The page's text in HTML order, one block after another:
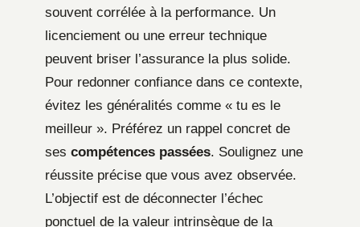
souvent corrélée à la performance. Un
licenciement ou une erreur technique
peuvent briser l’assurance la plus solide.
Pour redonner confiance dans ce contexte,
évitez les généralités comme « tu es le
meilleur ». Préférez un rappel concret de
ses compétences passées. Soulignez une
réussite précise que vous avez observée.
L’objectif est de déconnecter l’échec
ponctuel de la valeur intrinsèque de la